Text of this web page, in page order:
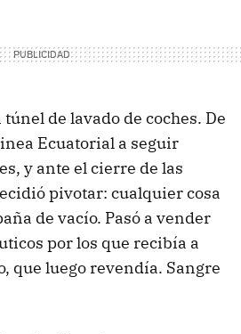
de lavado de coches. De
Ecuatorial a seguir
y ante el cierre de las
pivotar: cualquier cosa
de vacío. Pasó a vender
por los que recibía a
que luego revendía. Sangre